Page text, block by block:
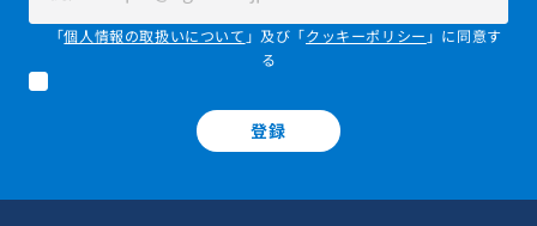
「個人情報の取扱いについて 」及び「クッキーポリシー 」に同意す
る
登録